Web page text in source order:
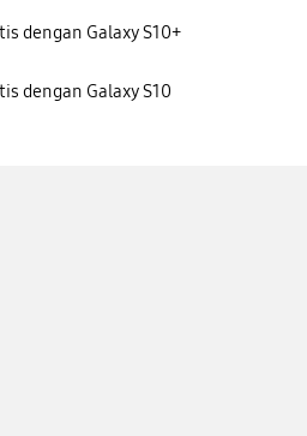
dengan Galaxy S10+
dengan Galaxy S10